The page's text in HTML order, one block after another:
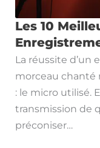
Les 10
La réussite d’un
morceau chanté
: le micro utilisé.
transmission de
préconiser…